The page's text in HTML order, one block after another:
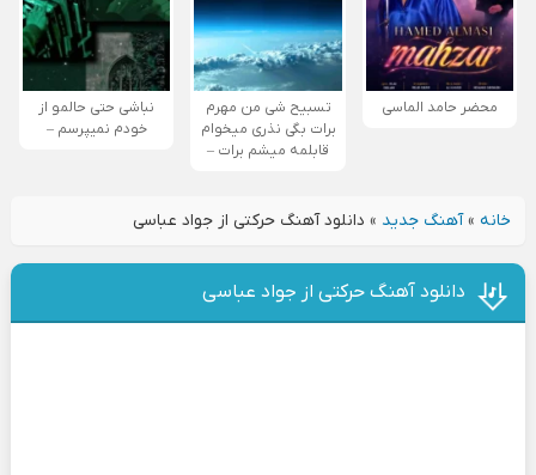
محضر حامد الماسی
تسبیح شی من مهرم
برات بگی نذری میخوام
قابلمه میشم برات –
نباشی حتی حالمو از
خودم نمیپرسم –
خانه»آهنگ جدید » دانلود آهنگ حرکتی از جواد عباسی
دانلود آهنگ حرکتی از جواد عباسی